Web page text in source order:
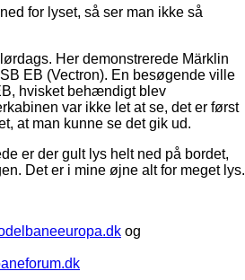
for lyset, så ser man ikke så
Her demonstrerede Märklin
EB (Vectron). En besøgende ville
hvisket behændigt blev
var ikke let at se, det er først
at man kunne se det gik ud.
er der gult lys helt ned på bordet,
Det er i mine øjne alt for meget lys.
og